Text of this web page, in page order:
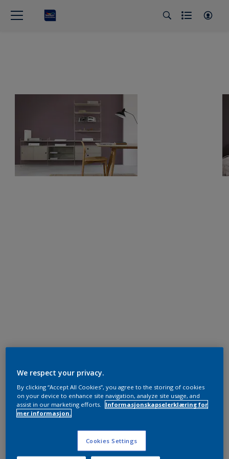
We respect your privacy.
By clicking “Accept All Cookies”, you agree to the storing of cookies
on your device to enhance site navigation, analyze site usage, and
assist in our marketing efforts.
Informasjonskapselerklæring for
mer informasjon.
Cookies Settings